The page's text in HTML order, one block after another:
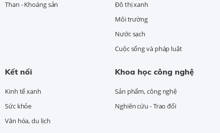
Than - Khoáng sản
Đô thị xanh
Môi trường
Nước sạch
Cuộc sống và pháp luật
Kết nối
Kinh tế xanh
Sức khỏe
Văn hóa, du lịch
Khoa học công nghệ
Sản phẩm, công nghệ
Nghiên cứu - Trao đổi